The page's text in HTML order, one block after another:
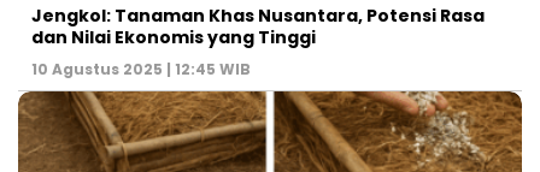
Jengkol: Tanaman Khas Nusantara, Potensi Rasa
dan Nilai Ekonomis yang Tinggi
10 Agustus 2025 | 12:45 WIB